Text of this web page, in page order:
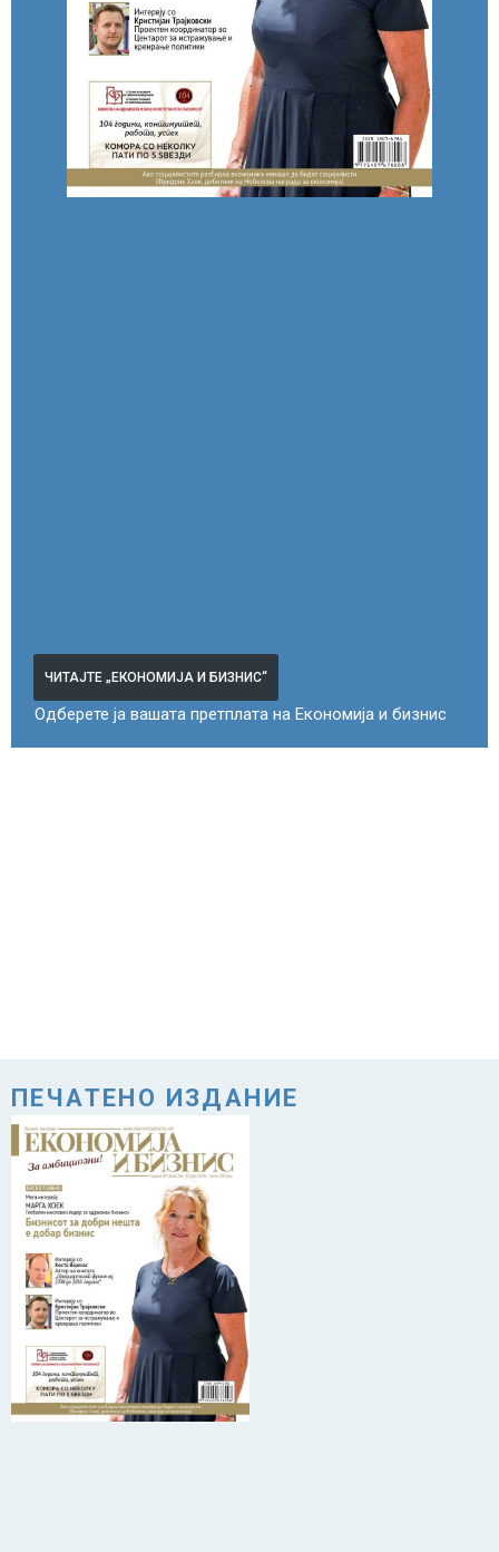
ЧИТАЈТЕ „ЕКОНОМИЈА И БИЗНИС“
Одберете ја вашата претплата на Економија и бизнис
ПЕЧАТЕНО ИЗДАНИЕ